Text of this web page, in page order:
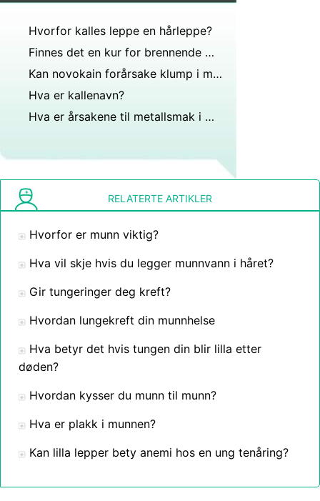
Hvorfor kalles leppe en hårleppe?
Finnes det en kur for brennende munnsyndrom?
Kan novokain forårsake klump i munnen?
Hva er kallenavn?
Hva er årsakene til metallsmak i munnen?
RELATERTE ARTIKLER
Hvorfor er munn viktig?
Hva vil skje hvis du legger munnvann i håret?
Gir tungeringer deg kreft?
Hvordan lungekreft din munnhelse
Hva betyr det hvis tungen din blir lilla etter
døden?
Hvordan kysser du munn til munn?
Hva er plakk i munnen?
Kan lilla lepper bety anemi hos en ung tenåring?